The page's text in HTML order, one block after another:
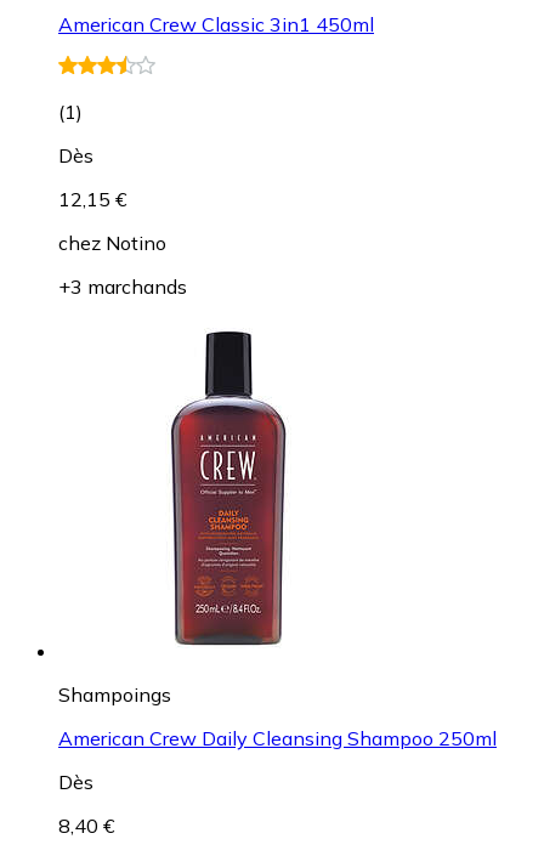
American Crew Classic 3in1 450ml
(1)
Dès
12,15 €
chez Notino
+3 marchands
Shampoings
American Crew Daily Cleansing Shampoo 250ml
Dès
8,40 €